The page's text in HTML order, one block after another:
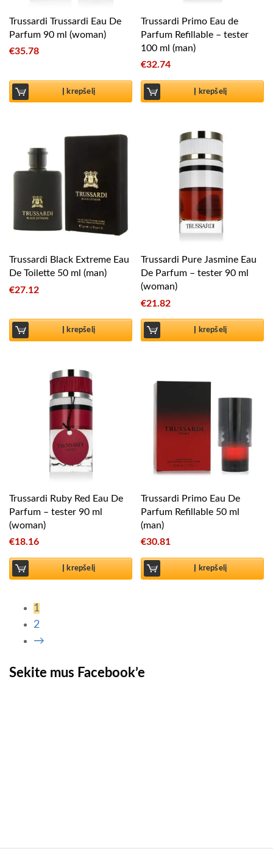
Trussardi Trussardi Eau De
Parfum 90 ml (woman)
€35.78
Į krepšelį
Trussardi Primo Eau de
Parfum Refillable – tester
100 ml (man)
€32.74
Į krepšelį
Trussardi Black Extreme Eau
De Toilette 50 ml (man)
€27.12
Į krepšelį
Trussardi Pure Jasmine Eau
De Parfum – tester 90 ml
(woman)
€21.82
Į krepšelį
Trussardi Ruby Red Eau De
Parfum – tester 90 ml
(woman)
€18.16
Į krepšelį
Trussardi Primo Eau De
Parfum Refillable 50 ml
(man)
€30.81
Į krepšelį
1
2
→
Sekite mus Facebook’e